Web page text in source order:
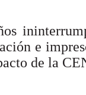
e
de la